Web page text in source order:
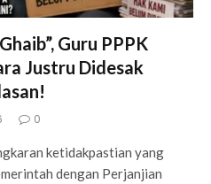
Guru PPPK
Justru Didesak
0
ketidakpastian yang
dengan Perjanjian